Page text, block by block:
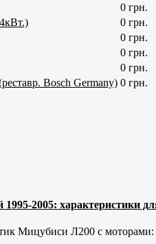
0 грн.
0 грн.
0 грн.
0 грн.
0 грн.
Bosch Germany) 0 грн.
2005: характеристики
Мицубиси Л200 с